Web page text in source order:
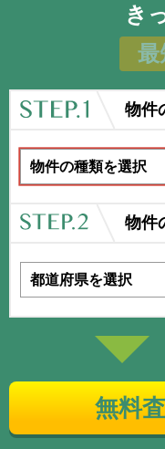
き
最
物件
物件
無料